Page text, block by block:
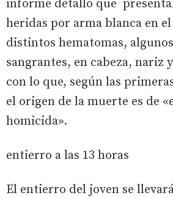
informe detalló que
heridas por arma blanca en
distintos hematomas,
sangrantes, en cabeza, nariz
con lo que, según las
el origen de la muerte es de
homicida».
entierro a las 13 horas
El entierro del joven se